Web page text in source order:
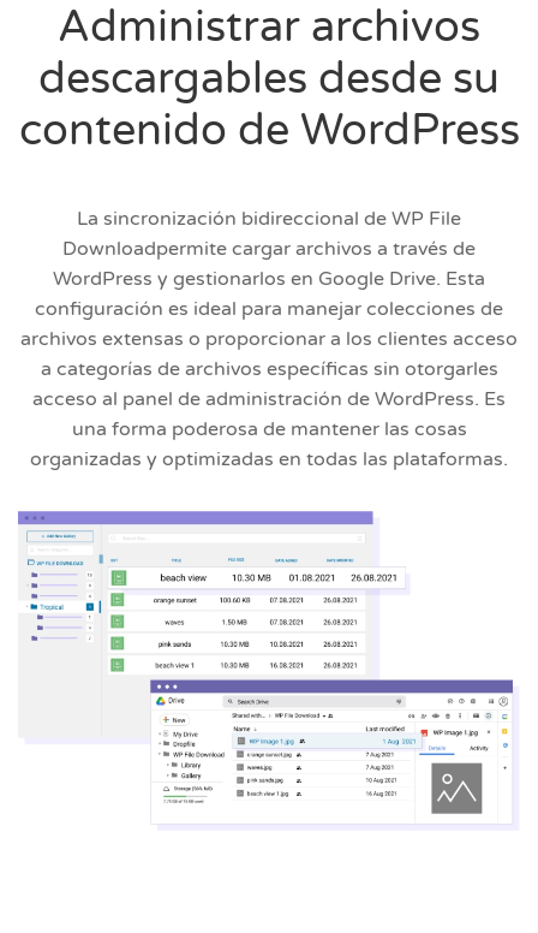
Administrar archivos
descargables desde su
contenido de WordPress
La sincronización bidireccional de WP File
Downloadpermite cargar archivos a través de
WordPress y gestionarlos en Google Drive. Esta
configuración es ideal para manejar colecciones de
archivos extensas o proporcionar a los clientes acceso
a categorías de archivos específicas sin otorgarles
acceso al panel de administración de WordPress. Es
una forma poderosa de mantener las cosas
organizadas y optimizadas en todas las plataformas.